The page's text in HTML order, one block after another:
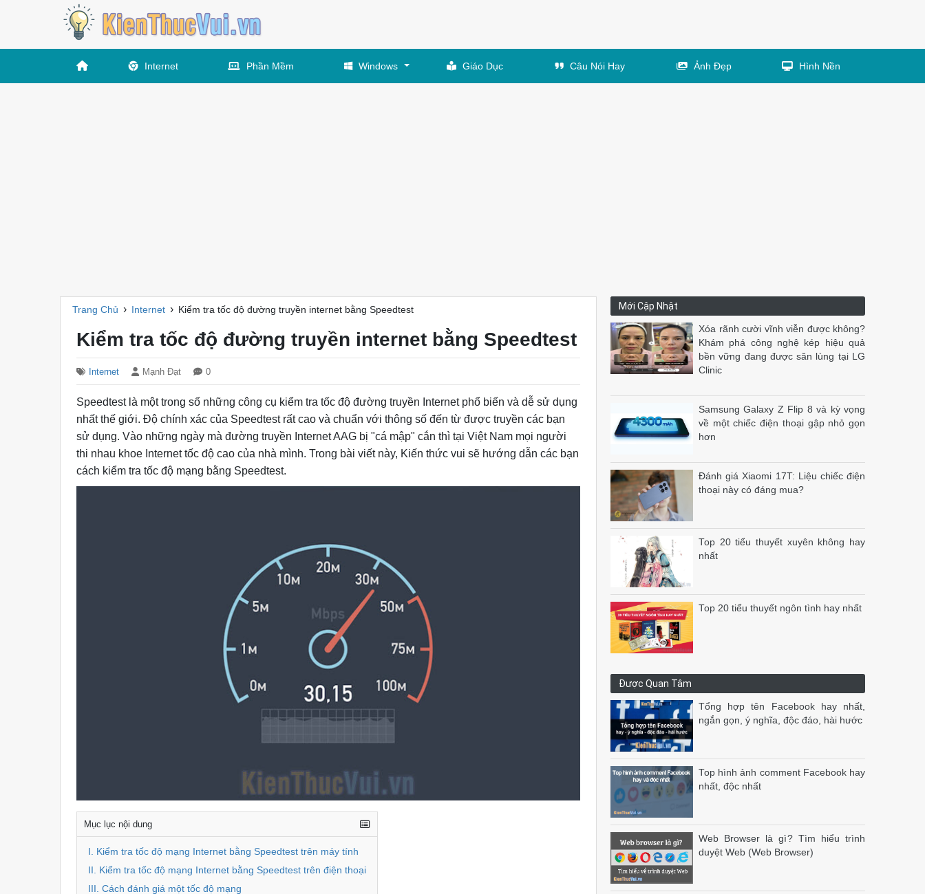
Internet Phần Mềm Windows Giáo Dục Câu Nói Hay Ảnh Đẹp Hình Nền
Trang Chủ › Internet › Kiểm tra tốc độ đường truyền internet bằng Speedtest
Kiểm tra tốc độ đường truyền internet bằng Speedtest
Internet Mạnh Đạt 0
Speedtest là một trong số những công cụ kiểm tra tốc độ đường truyền Internet phổ biến và dễ sử dụng
nhất thế giới. Độ chính xác của Speedtest rất cao và chuẩn với thông số đến từ được truyền các bạn
sử dụng. Vào những ngày mà đường truyền Internet AAG bị "cá mập" cắn thì tại Việt Nam mọi người
thi nhau khoe Internet tốc độ cao của nhà mình. Trong bài viết này, Kiến thức vui sẽ hướng dẫn các bạn
cách kiểm tra tốc độ mạng bằng Speedtest.
Mục lục nội dung
I. Kiểm tra tốc độ mạng Internet bằng Speedtest trên máy tính
II. Kiểm tra tốc độ mạng Internet bằng Speedtest trên điện thoại
III. Cách đánh giá một tốc độ mạng
Mới Cập Nhật
Xóa rãnh cười vĩnh viễn được không?
Khám phá công nghệ kép hiệu quả
bền vững đang được săn lùng tại LG
Clinic
Samsung Galaxy Z Flip 8 và kỳ vọng
về một chiếc điện thoại gập nhỏ gọn
hơn
Đánh giá Xiaomi 17T: Liệu chiếc điện
thoại này có đáng mua?
Top 20 tiểu thuyết xuyên không hay
nhất
Top 20 tiểu thuyết ngôn tình hay nhất
Được Quan Tâm
Tổng hợp tên Facebook hay nhất,
ngắn gọn, ý nghĩa, độc đáo, hài hước
Top hình ảnh comment Facebook hay
nhất, độc nhất
Web Browser là gì? Tìm hiểu trình
duyệt Web (Web Browser)